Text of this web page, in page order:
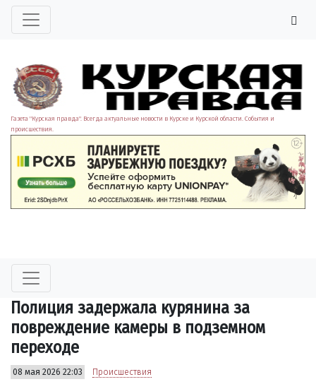
Газета "Курская правда". Всегда актуальные новости в Курске и Курской области. События и
происшествия.
Полиция задержала курянина за
повреждение камеры в подземном
переходе
08 мая 2026 22:03 Происшествия